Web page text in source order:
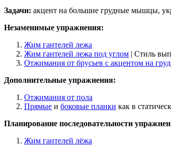
Задачи: акцент на большие грудные мышцы,
Незаменимые упражнения:
Жим гантелей лежа
Жим гантелей лежа под углом | Стиль
Отжимания от брусьев с акцентом на
Дополнительные упражнения:
Отжимания от пола
Прямые и боковые планки как в
Планирование последовательности
Жим гантелей лёжа